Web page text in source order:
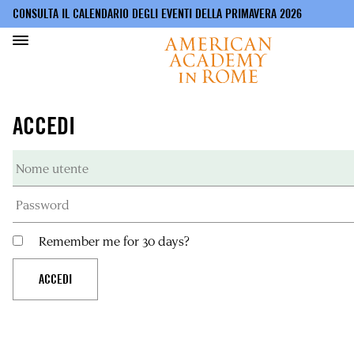
contenuto
principale
CONSULTA IL CALENDARIO DEGLI EVENTI DELLA PRIMAVERA 2026
ACCEDI
Remember me for 30 days?